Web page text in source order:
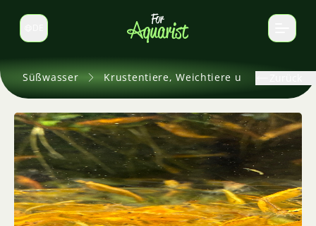
Sprache wechseln
Süßwasser Krustentiere, Weichtiere und andere